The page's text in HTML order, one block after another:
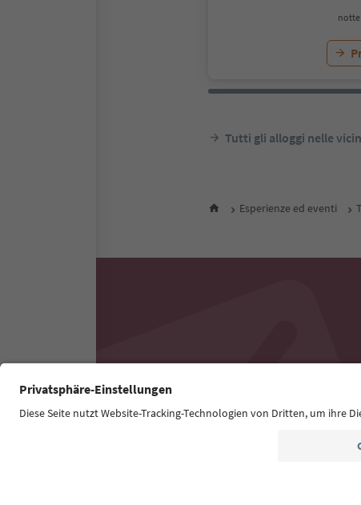
notte
Tutti gli alloggi nelle
Esperienze ed eventi